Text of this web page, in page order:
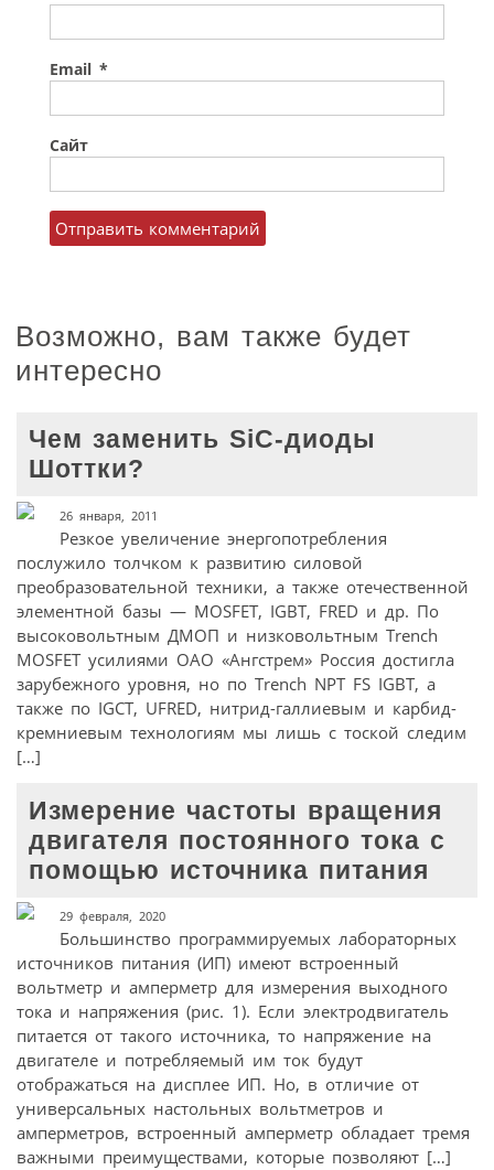
Email *
Сайт
Возможно, вам также будет
интересно
Чем заменить SiC-диоды
Шоттки?
26 января, 2011
Резкое увеличение энергопотребления
послужило толчком к развитию силовой
преобразовательной техники, а также отечественной
элементной базы — MOSFET, IGBT, FRED и др. По
высоковольтным ДМОП и низковольтным Trench
MOSFET усилиями ОАО «Ангстрем» Россия достигла
зарубежного уровня, но по Trench NPT FS IGBT, а
также по IGCT, UFRED, нитрид-галлиевым и карбид-
кремниевым технологиям мы лишь с тоской следим
[…]
Измерение частоты вращения
двигателя постоянного тока с
помощью источника питания
29 февраля, 2020
Большинство программируемых лабораторных
источников питания (ИП) имеют встроенный
вольтметр и амперметр для измерения выходного
тока и напряжения (рис. 1). Если электродвигатель
питается от такого источника, то напряжение на
двигателе и потребляемый им ток будут
отображаться на дисплее ИП. Но, в отличие от
универсальных настольных вольтметров и
амперметров, встроенный амперметр обладает тремя
важными преимуществами, которые позволяют […]